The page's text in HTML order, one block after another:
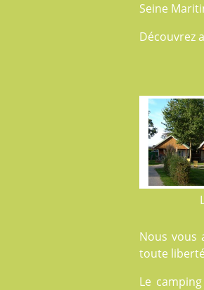
Seine
Découvrez
Nous vous
toute
Le